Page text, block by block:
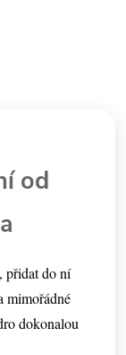
od
přidat do ní
mimořádné
dokonalou